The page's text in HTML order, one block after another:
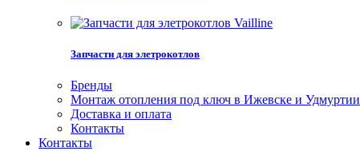
Запчасти для элетрокотлов
Бренды
Монтаж отопления под ключ в Ижевске и Удмуртии
Доставка и оплата
Контакты
Контакты